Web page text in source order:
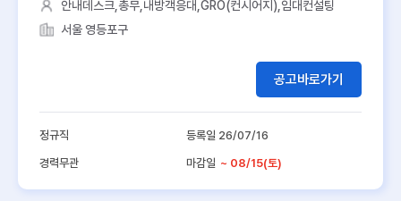
안내데스크,총무,내방객응대,GRO(컨시어지),임대컨설팅
서울 영등포구
공고바로가기
정규직 등록일 26/07/16
경력무관 마감일 ~ 08/15(토)